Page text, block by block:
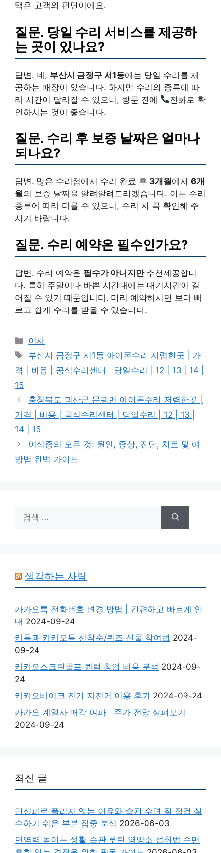
택은 고객의 판단이에요.
질문. 당일 수리 서비스를 제공하
는 곳이 있나요?
답변. 네, 부산시 금정구 서1동에는 당일 수리를 제
공하는 매장이 있습니다. 하지만 수리의 종류에 따
라 시간이 달라질 수 있으니, 방문 전에
전화로 확
인하시는 것이 좋습니다.
질문. 수리 후 보증 날짜은 얼마나
되나요?
답변. 많은 수리점에서 수리 완료 후 3개월 에서 6개
월 의 보증 날짜을 알려알려드리겠습니다. 이는 수리
종류에 따라 다를 수 있으니, 수리 시 꼭 확인해 주
시기 바랍니다.
질문. 수리 예약은 필수인가요?
답변. 수리 예약은 필수가 아니지만추천제공합니
다. 특히 주말이나 바쁜 시간대에는 대기시간이 길
어질 수 있기 때문입니다. 미리 예약하시면 보다 빠
르고 쉽게 수리를 받을 수 있습니다.
카
테
고
리
이사
태
그
부산시 금정구 서1동 아이폰수리 저렴한곳 | 가
격 | 비용 | 공식수리센터 | 당일수리 | 12 | 13 | 14 |
15
충청북도 괴산군 문광면 아이폰수리 저렴한곳 |
가격 | 비용 | 공식수리센터 | 당일수리 | 12 | 13 |
14 | 15
이석증의 모든 것: 원인, 증상, 진단, 치료 및 예
방법 완벽 가이드
색:
생각하는 사람
카카오톡 전화번호 변경 방법 | 간편하고 빠르게 안
내 2024-09-24
카톡과 카카오톡 선착순/퀴즈 선물 참여법 2024-
09-24
카카오스크린골프 퀀텀 창업 비용 분석 2024-09-
24
카카오바이크 전기 자전거 이용 후기 2024-09-24
카카오 계열사 매각 여파 | 주가 전망 살펴보기
2024-09-24
최신 글
만성피로 풀리지 않는 이유와 습관 수면 질 점검 실
수하기 쉬운 부분 집중 분석 2026-06-03
면역력 높이는 생활 습관 루틴 영양소 섭취법 수면